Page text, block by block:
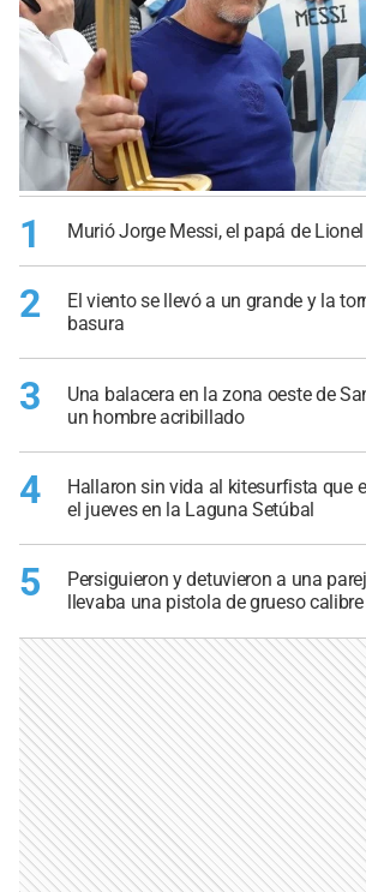
1 Murió Jorge Messi, el papá de
2
El viento se llevó a un grande y la
basura
3
Una balacera en la zona oeste de
un hombre acribillado
4
Hallaron sin vida al kitesurfista que
el jueves en la Laguna Setúbal
5
Persiguieron y detuvieron a una
llevaba una pistola de grueso calibre